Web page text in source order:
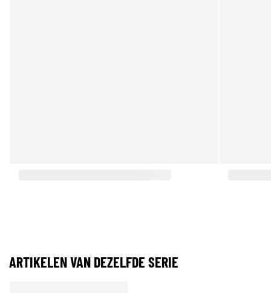
ARTIKELEN VAN DEZELFDE SERIE